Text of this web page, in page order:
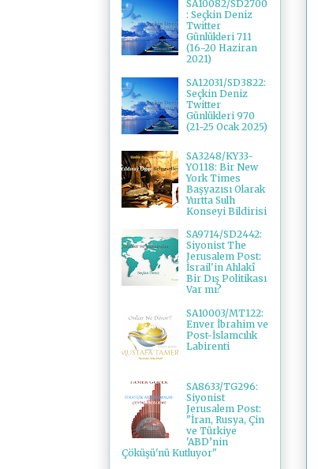
SA10082/SD2700
: Seçkin Deniz
Twitter
Günlükleri 711
(16-20 Haziran
2021)
SA12031/SD3822:
Seçkin Deniz
Twitter
Günlükleri 970
(21-25 Ocak 2025)
SA3248/KY33-
YO118: Bir New
York Times
Başyazısı Olarak
Yurtta Sulh
Konseyi Bildirisi
SA9714/SD2442:
Siyonist The
Jerusalem Post:
İsrail'in Ahlakî
Bir Dış Politikası
Var mı?
SA10003/MT122:
Enver İbrahim ve
Post-İslamcılık
Labirenti
SA8633/TG296:
Siyonist
Jerusalem Post:
"İran, Rusya, Çin
ve Türkiye
'ABD’nin
Çöküşü'nü Kutluyor"